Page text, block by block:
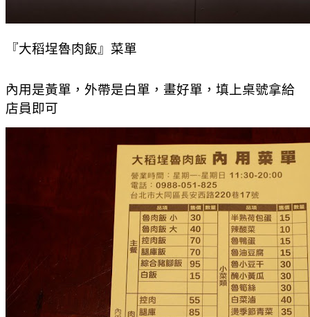
『大稻埕魯肉飯』菜單
內用是黃單，外帶是白單，畫好單，填上桌號拿給
店員即可